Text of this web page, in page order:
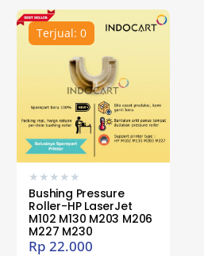
Terjual: 0
★ ★ ★ ★ ★
Bushing Pressure
Roller-HP LaserJet
M102 M130 M203 M206
M227 M230
Rp 22.000